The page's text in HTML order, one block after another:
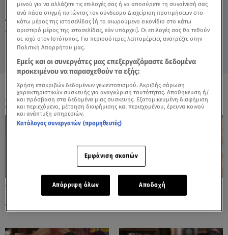
Δευτέρα 10 Αυγούστου 2026
27.03.25, 13:02 MEDIA
ΟΛΑ ΤΑ ΒΙΝΤΕΟ
Cash or Trash: Η Μάρω
Κοντού Δημοπράτησε Πίνακά
Της!
Cash or Trash: Το Αντικείμενο
Που Ενθουσίασε Τη Χιωτίνη
μενού για να αλλάξετε τις επιλογές σας ή να αποσύρετε τη συναίνεσή σας
ανά πάσα στιγμή πατώντας τον σύνδεσμο Διαχείριση προτιμήσεων στο
κάτω μέρος της ιστοσελίδας [ή το αιωρούμενο εικονίδιο στο κάτω
αριστερό μέρος της ιστοσελίδας, εάν υπάρχει]. Οι επιλογές σας θα τεθούν
σε ισχύ στον Ιστότοπος. Για περισσότερες λεπτομέρειες ανατρέξτε στην
Πολιτική Απορρήτου μας.
Εμείς και οι συνεργάτες μας επεξεργαζόμαστε δεδομένα
προκειμένου να παρασχεθούν τα εξής:
Χρήση επακριβών δεδομένων γεωεντοπισμού. Ακριβής σάρωση
χαρακτηριστικών συσκευής για αναγνώριση ταυτότητας. Αποθήκευση ή/
και πρόσβαση στα δεδομένα μιας συσκευής. Εξατομικευμένη διαφήμιση
και περιεχόμενο, μέτρηση διαφήμισης και περιεχομένου, έρευνα κοινού
και ανάπτυξη υπηρεσιών.
Κατάλογος συνεργατών (προμηθευτές)
Εμφάνιση σκοπών
Απόρριψη όλων Αποδοχή